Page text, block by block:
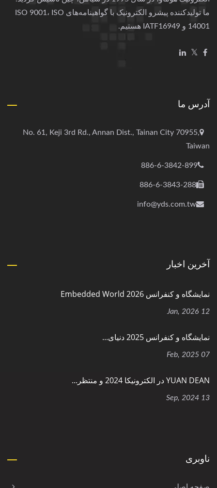
ما تولیدکننده پیشرو الکترونیک با گواهینامه‌های ISO 9001، ISO
14001 و IATF16949 هستیم.
آدرس ما
No. 61, Keji 3rd Rd., Annan Dist., Tainan City 70955,
Taiwan
886-6-3842-899
886-6-3843-288
info@yds.com.tw
آخرین اخبار
نمایشگاه و کنفرانس Embedded World 2026
12 Jan, 2026
نمایشگاه و کنفرانس 2025 دنیای...
07 Feb, 2025
YUAN DEAN در الکترونیکا 2024 و منتظر...
13 Sep, 2024
ناوبری